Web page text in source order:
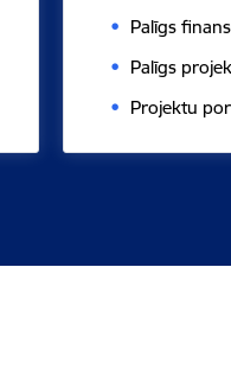
Palīgs
Palīgs
Projektu